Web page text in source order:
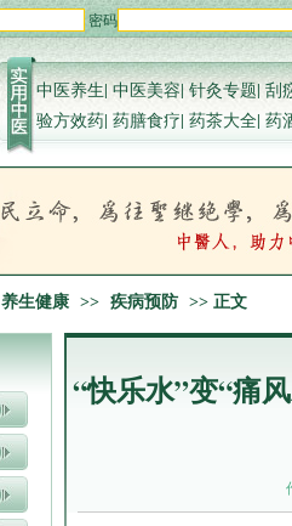
密码
中医养生|中医美容|针灸专题|刮
验方效药| 药膳食疗| 药茶大全| 药
养生健康 >> 疾病预防 >> 正文
“快乐水”变“痛